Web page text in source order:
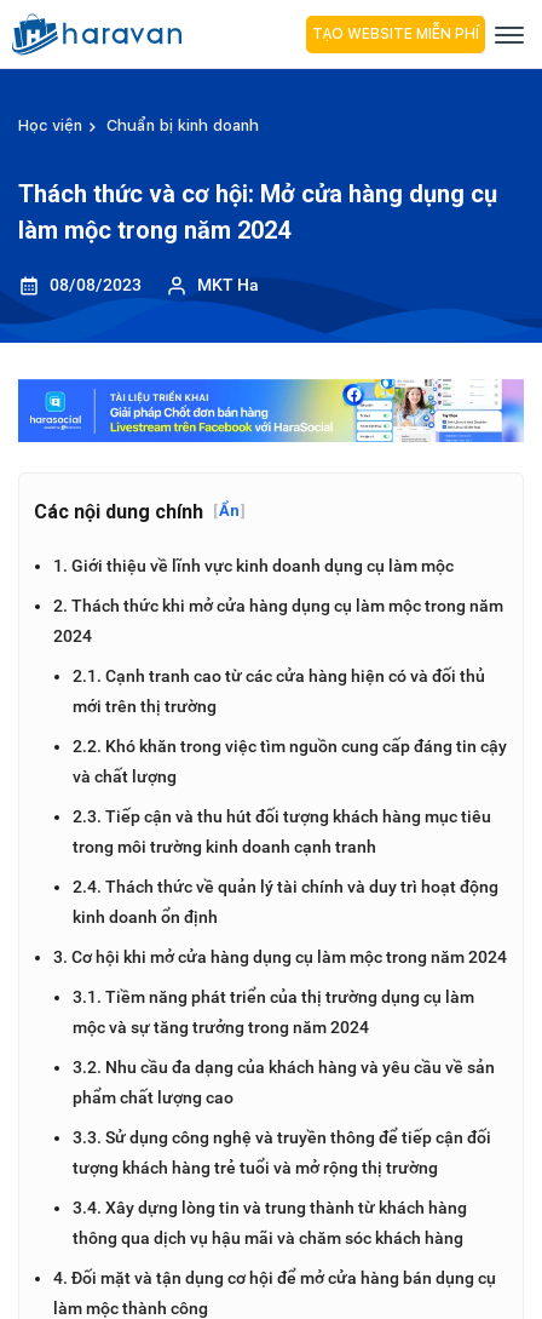
TẠO WEBSITE MIỄN PHÍ
Học viện Chuẩn bị kinh doanh
Thách thức và cơ hội: Mở cửa hàng dụng cụ
làm mộc trong năm 2024
08/08/2023 MKT Ha
Các nội dung chính [Ẩn]
1. Giới thiệu về lĩnh vực kinh doanh dụng cụ làm mộc
2. Thách thức khi mở cửa hàng dụng cụ làm mộc trong năm
2024
2.1. Cạnh tranh cao từ các cửa hàng hiện có và đối thủ
mới trên thị trường
2.2. Khó khăn trong việc tìm nguồn cung cấp đáng tin cậy
và chất lượng
2.3. Tiếp cận và thu hút đối tượng khách hàng mục tiêu
trong môi trường kinh doanh cạnh tranh
2.4. Thách thức về quản lý tài chính và duy trì hoạt động
kinh doanh ổn định
3. Cơ hội khi mở cửa hàng dụng cụ làm mộc trong năm 2024
3.1. Tiềm năng phát triển của thị trường dụng cụ làm
mộc và sự tăng trưởng trong năm 2024
3.2. Nhu cầu đa dạng của khách hàng và yêu cầu về sản
phẩm chất lượng cao
3.3. Sử dụng công nghệ và truyền thông để tiếp cận đối
tượng khách hàng trẻ tuổi và mở rộng thị trường
3.4. Xây dựng lòng tin và trung thành từ khách hàng
thông qua dịch vụ hậu mãi và chăm sóc khách hàng
4. Đối mặt và tận dụng cơ hội để mở cửa hàng bán dụng cụ
làm mộc thành công